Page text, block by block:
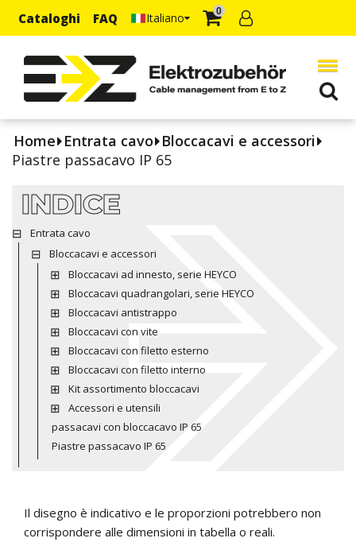
Cataloghi FAQ Italiano 0
Home Entrata cavo Bloccacavi e accessori
Piastre passacavo IP 65
INDICE
Entrata cavo
Bloccacavi e accessori
Bloccacavi ad innesto, serie HEYCO
Bloccacavi quadrangolari, serie HEYCO
Bloccacavi antistrappo
Bloccacavi con vite
Bloccacavi con filetto esterno
Bloccacavi con filetto interno
Kit assortimento bloccacavi
Accessori e utensili
passacavi con bloccacavo IP 65
Piastre passacavo IP 65
Il disegno è indicativo e le proporzioni potrebbero non
corrispondere alle dimensioni in tabella o reali.